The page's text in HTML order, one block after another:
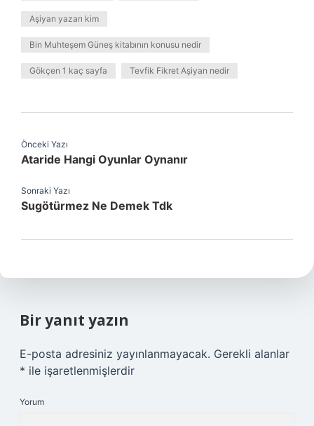
Aşiyan yazarı kim
Bin Muhteşem Güneş kitabının konusu nedir
Gökçen 1 kaç sayfa Tevfik Fikret Aşiyan nedir
Önceki Yazı
Ataride Hangi Oyunlar Oynanır
Sonraki Yazı
Sugötürmez Ne Demek Tdk
Bir yanıt yazın
E-posta adresiniz yayınlanmayacak. Gerekli alanlar
* ile işaretlenmişlerdir
Yorum